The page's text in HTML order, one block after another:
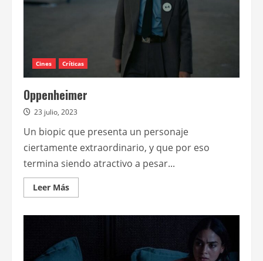
Cines Críticas
Oppenheimer
23 julio, 2023
Un biopic que presenta un personaje
ciertamente extraordinario, y que por eso
termina siendo atractivo a pesar...
Leer MásLeer
más